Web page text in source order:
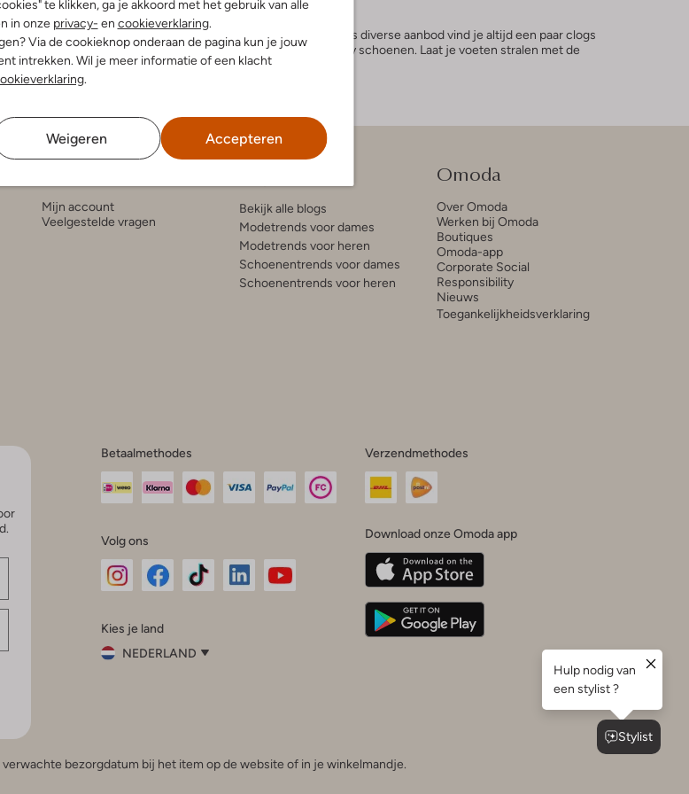
te klikken, ga je akkoord met het gebruik van alle
in onze privacy- en cookieverklaring.
Via de cookieknop onderaan de pagina kun je jouw
intrekken. Wil je meer informatie of een klacht
.
Weigeren Accepteren
snel een kijkje in de uitgebreide collectie bij Omoda. Met ons diverse aanbod vind je altijd een paar clogs
ervaar zelf het comfort en de veelzijdigheid van deze trendy schoenen. Laat je voeten stralen met de
Mijn account
Veelgestelde vragen
Bekijk alle blogs
Modetrends voor dames
Modetrends voor heren
Schoenentrends voor dames
Schoenentrends voor heren
Omoda
Over Omoda
Werken bij Omoda
Boutiques
Omoda-app
Corporate Social
Responsibility
Nieuws
Toegankelijkheidsverklaring
Betaalmethodes
Volg ons
InstagramFacebook
Kies je land
NEDERLAND
België (Nederlands)
Verzendmethodes
Download onze Omoda app
bezorgdatum bij het item op de website of in je winkelmandje.